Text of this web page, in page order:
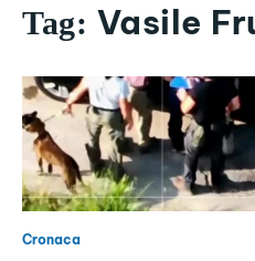
Tag: Vasile
Cronaca